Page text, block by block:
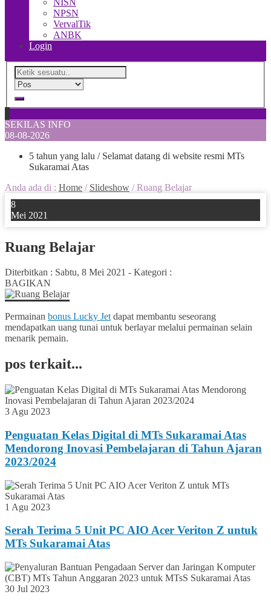
NISN
NPSN
VervalTik
ANBK
Login
SEKILAS INFO
08-08-2026
5 tahun yang lalu / Selamat datang di website resmi MTs
Sukaramai Atas
Anda ada di : Home / Slideshow /Ruang Belajar
8
Mei 2021
Ruang Belajar
Diterbitkan : Sabtu, 8 Mei 2021 - Kategori :
BAGIKAN
Permainan bonus Lucky Jetdapat membantu seseorang
mendapatkan uang tunai untuk berlayar melalui permainan selain
menarik pemain.
pos terkait...
3 Agu 2023
Penguatan Kelas Digital di MTs Sukaramai Atas
Mendorong Inovasi Pembelajaran di Tahun Ajaran
2023/2024
1 Agu 2023
Serah Terima 5 Unit PC AIO Acer Veriton Z untuk
MTs Sukaramai Atas
30 Jul 2023